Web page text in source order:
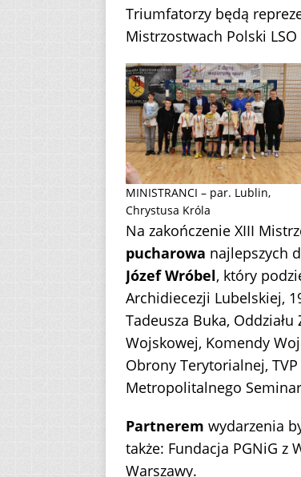
Triumfatorzy będą
Mistrzostwach Polski
MINISTRANCI – par. Lublin,
Chrystusa Króla
Na zakończenie XIII
pucharowa najlepszych
Józef Wróbel, który
Archidiecezji Lubelskiej,
Tadeusza Buka,
Wojskowej, Komendy
Obrony Terytorialnej,
Metropolitalnego
Partnerem wydarzenia
także: Fundacja PGNiG z
Warszawy.